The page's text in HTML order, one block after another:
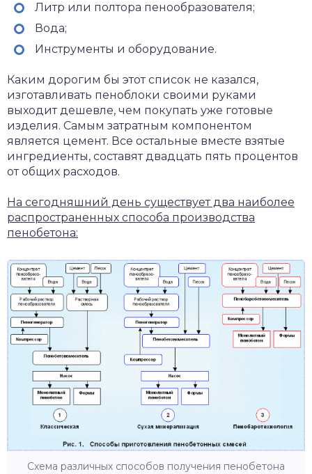
Литр или полтора пенообразователя;
Вода;
Инструменты и оборудование.
Каким дорогим бы этот список не казался,
изготавливать пеноблоки своими руками
выходит дешевле, чем покупать уже готовые
изделия. Самым затратным компонентом
является цемент. Все остальные вместе взятые
ингредиенты, составят двадцать пять процентов
от общих расходов.
На сегодняшний день существует два наиболее
распространенных способа производства
пенобетона:
Схема различных способов получения пенобетона